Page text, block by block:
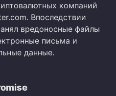
компаний
Впоследствии
вредоносные файлы
письма и
данные.